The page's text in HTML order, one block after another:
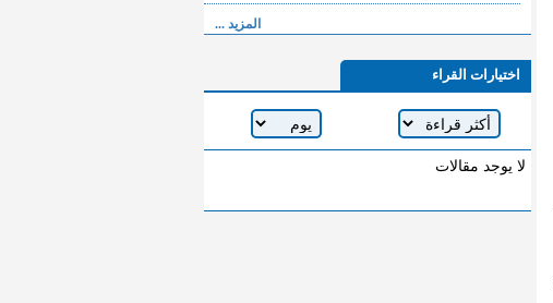
المزيد ...
اختيارات القراء
لا يوجد مقالات